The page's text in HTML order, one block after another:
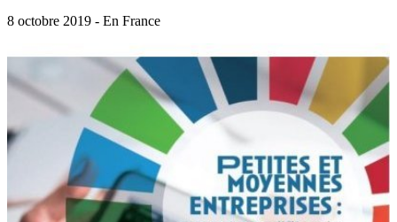
8 octobre 2019 - En France